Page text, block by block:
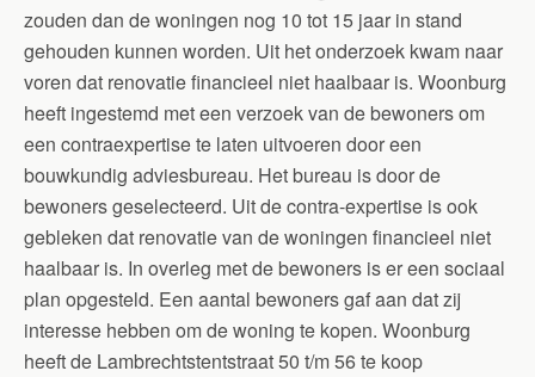
zouden dan de woningen nog 10 tot 15 jaar in stand
gehouden kunnen worden. Uit het onderzoek kwam naar
voren dat renovatie financieel niet haalbaar is. Woonburg
heeft ingestemd met een verzoek van de bewoners om
een contraexpertise te laten uitvoeren door een
bouwkundig adviesbureau. Het bureau is door de
bewoners geselecteerd. Uit de contra-expertise is ook
gebleken dat renovatie van de woningen financieel niet
haalbaar is. In overleg met de bewoners is er een sociaal
plan opgesteld. Een aantal bewoners gaf aan dat zij
interesse hebben om de woning te kopen. Woonburg
heeft de Lambrechtstentstraat 50 t/m 56 te koop